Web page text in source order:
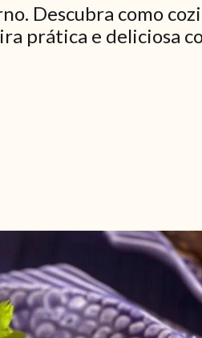
Descubra como
prática e deliciosa